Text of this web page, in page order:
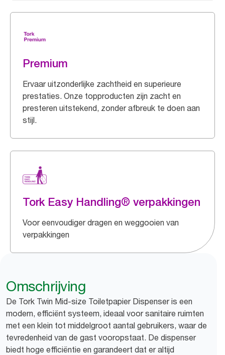
Premium
Ervaar uitzonderlijke zachtheid en superieure
prestaties. Onze topproducten zijn zacht en
presteren uitstekend, zonder afbreuk te doen aan
stijl.
Tork Easy Handling® verpakkingen
Voor eenvoudiger dragen en weggooien van
verpakkingen
Omschrijving
De Tork Twin Mid-size Toiletpapier Dispenser is een
modern, efficiënt systeem, ideaal voor sanitaire ruimten
met een klein tot middelgroot aantal gebruikers, waar de
tevredenheid van de gast vooropstaat. De dispenser
biedt hoge efficiëntie en garandeert dat er altijd